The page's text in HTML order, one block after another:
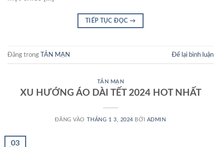
TIẾP TỤC ĐỌC →
Đăng trong TẢN MẠN Để lại bình luận
TẢN MẠN
XU HƯỚNG ÁO DÀI TẾT 2024 HOT NHẤT
ĐĂNG VÀO THÁNG 1 3, 2024 BỞI ADMIN
03